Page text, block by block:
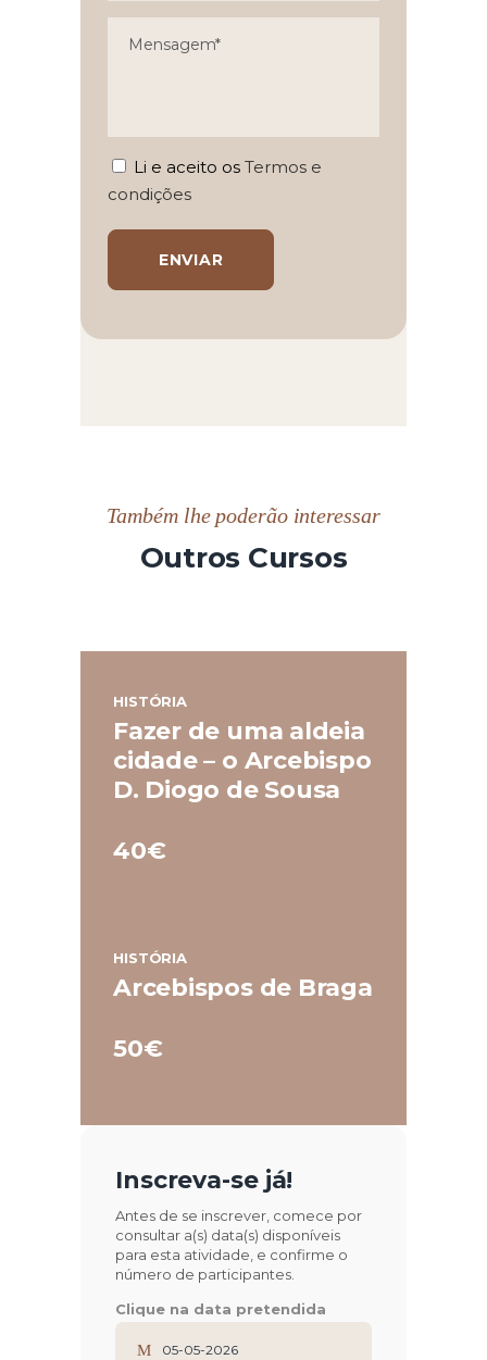
Li e aceito os Termos e
condições
Também lhe poderão interessar
Outros Cursos
HISTÓRIA
Fazer de uma aldeia
cidade – o Arcebispo
D. Diogo de Sousa
40€
HISTÓRIA
Arcebispos de Braga
50€
Inscreva-se já!
Antes de se inscrever, comece por
consultar a(s) data(s) disponíveis
para esta atividade, e confirme o
número de participantes.
Clique na data pretendida